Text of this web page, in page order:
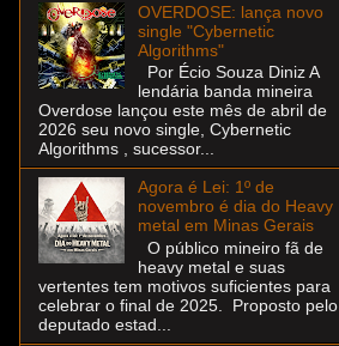
OVERDOSE: lança novo
single "Cybernetic
Algorithms"
Por Écio Souza Diniz A
lendária banda mineira
Overdose lançou este mês de abril de
2026 seu novo single, Cybernetic
Algorithms , sucessor...
Agora é Lei: 1º de
novembro é dia do Heavy
metal em Minas Gerais
O público mineiro fã de
heavy metal e suas
vertentes tem motivos suficientes para
celebrar o final de 2025. Proposto pelo
deputado estad...